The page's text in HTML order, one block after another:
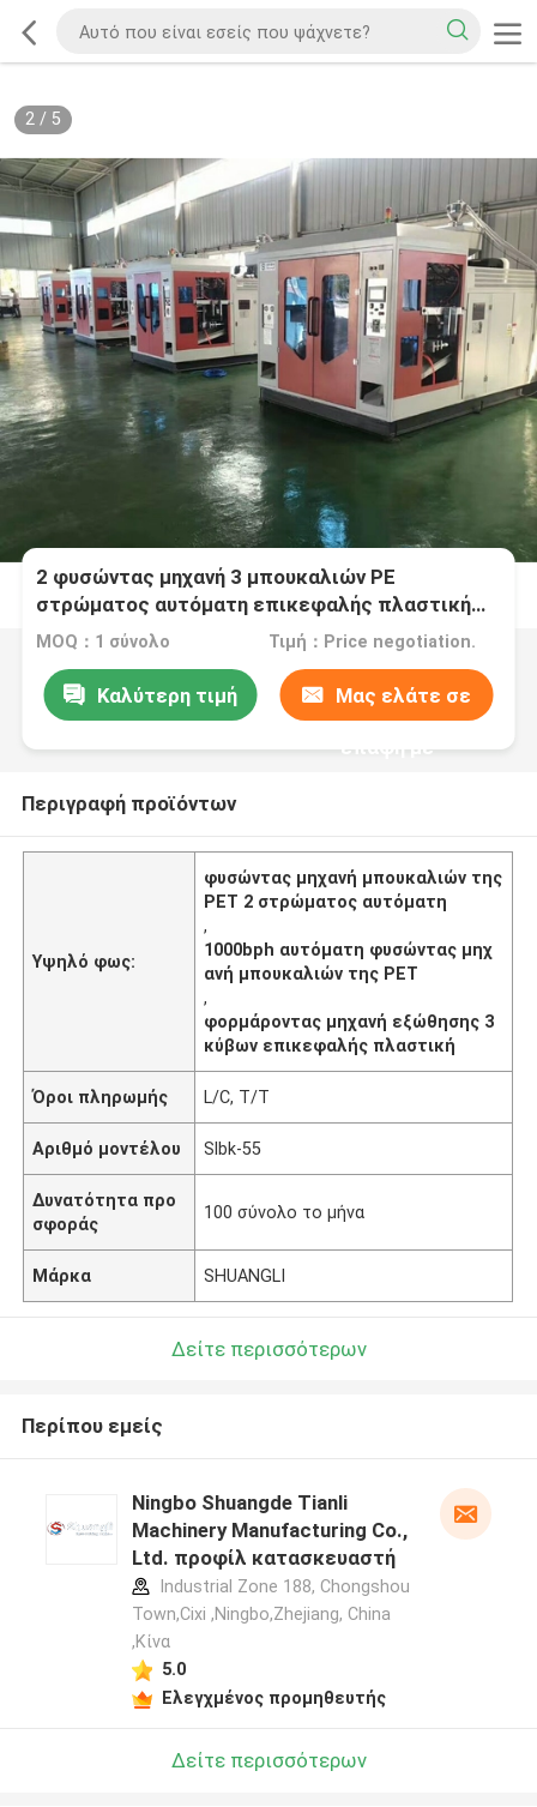
2/ 5
2 φυσώντας μηχανή 3 μπουκαλιών PE
στρώματος αυτόματη επικεφαλής πλαστική
εξώθηση κύβων
MOQ：1 σύνολο Τιμή：Price negotiation.
Καλύτερη τιμή Μας ελάτε σε
επαφή με
Περιγραφή προϊόντων
Υψηλό φως:
φυσώντας μηχανή μπουκαλιών της
PET 2 στρώματος αυτόματη
,
1000bph αυτόματη φυσώντας μηχ
ανή μπουκαλιών της PET
,
φορμάροντας μηχανή εξώθησης 3
κύβων επικεφαλής πλαστική
Όροι πληρωμής L/C, T/T
Αριθμό μοντέλου Slbk-55
Δυνατότητα προ
σφοράς
100 σύνολο το μήνα
Μάρκα SHUANGLI
Δείτε περισσότερων
Περίπου εμείς
Ningbo Shuangde Tianli
Machinery Manufacturing Co.,
Ltd. προφίλ κατασκευαστή
Industrial Zone 188, Chongshou
Town,Cixi ,Ningbo,Zhejiang, China
,Κίνα
5.0
Ελεγχμένος προμηθευτής
Δείτε περισσότερων